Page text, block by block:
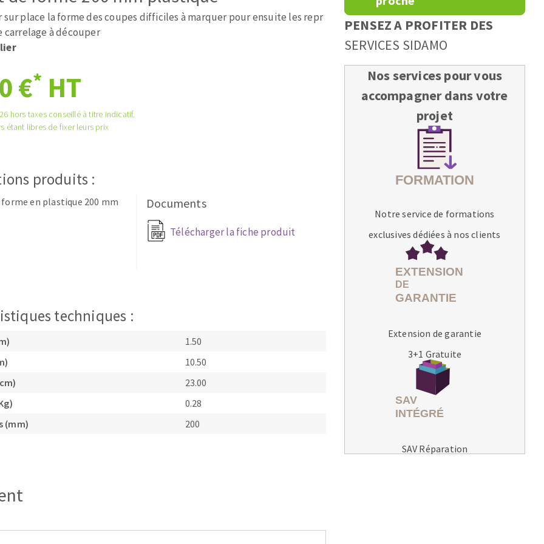
à profil
diamantés
Système auto-nivelant à cale
Système auto-nivelant à vis
DE SURFACE
MACHINES POUR LE TRAVAIL DU
MÉTAL
Tronçonneuses
sur place la forme des coupes difficiles à marquer pour ensuite les repr
carrelage à découper
€* HT
hors taxes conseillé à titre indicatif.
étant libres de fixer leurs prix
produits :
en plastique 200 mm Documents
Télécharger la fiche produit
techniques :
1.50
10.50
23.00
0.28
(mm)
200
PENSEZ A PROFITER DES
SERVICES SIDAMO
Nos services pour vous
accompagner dans votre
projet
Notre service de formations
exclusives dédiées à nos clients
Extension de garantie
3+1 Gratuite
SAV Réparation